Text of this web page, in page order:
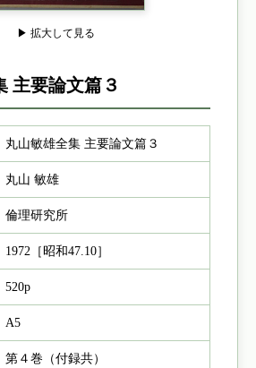
▶ 拡大して見る
主要論文篇３
丸山敏雄全集 主要論文篇３
丸山 敏雄
倫理研究所
1972［昭和47.10］
520p
A5
第４巻（付録共）